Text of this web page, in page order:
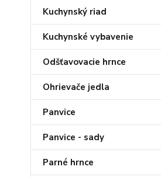
Kuchynský riad
Kuchynské vybavenie
Odšťavovacie hrnce
Ohrievače jedla
Panvice
Panvice - sady
Parné hrnce